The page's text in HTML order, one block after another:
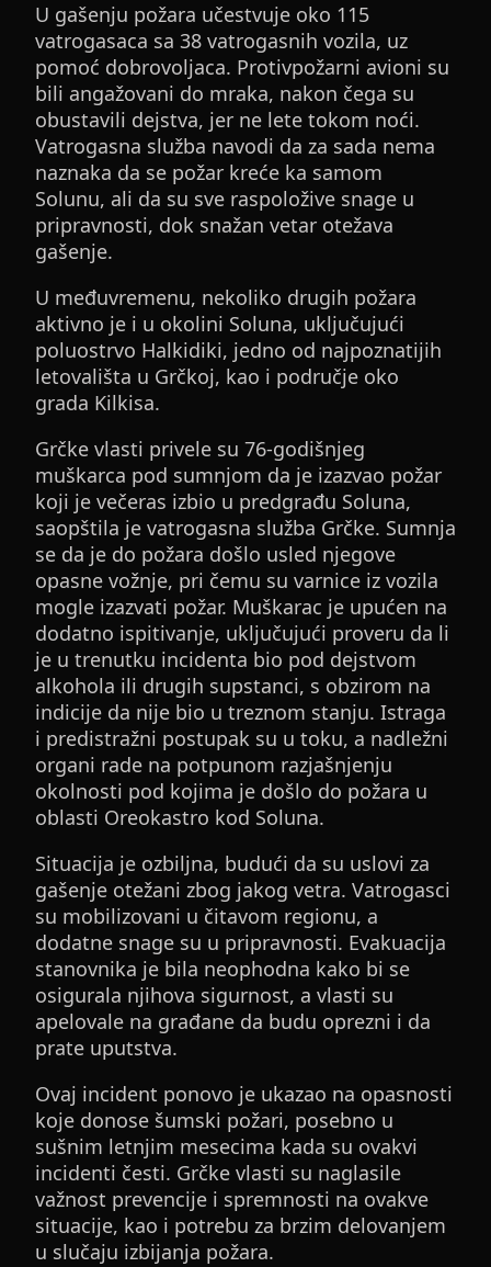
U gašenju požara učestvuje oko 115
vatrogasaca sa 38 vatrogasnih vozila, uz
pomoć dobrovoljaca. Protivpožarni avioni su
bili angažovani do mraka, nakon čega su
obustavili dejstva, jer ne lete tokom noći.
Vatrogasna služba navodi da za sada nema
naznaka da se požar kreće ka samom
Solunu, ali da su sve raspoložive snage u
pripravnosti, dok snažan vetar otežava
gašenje.
U međuvremenu, nekoliko drugih požara
aktivno je i u okolini Soluna, uključujući
poluostrvo Halkidiki, jedno od najpoznatijih
letovališta u Grčkoj, kao i područje oko
grada Kilkisa.
Grčke vlasti privele su 76-godišnjeg
muškarca pod sumnjom da je izazvao požar
koji je večeras izbio u predgrađu Soluna,
saopštila je vatrogasna služba Grčke. Sumnja
se da je do požara došlo usled njegove
opasne vožnje, pri čemu su varnice iz vozila
mogle izazvati požar. Muškarac je upućen na
dodatno ispitivanje, uključujući proveru da li
je u trenutku incidenta bio pod dejstvom
alkohola ili drugih supstanci, s obzirom na
indicije da nije bio u treznom stanju. Istraga
i predistražni postupak su u toku, a nadležni
organi rade na potpunom razjašnjenju
okolnosti pod kojima je došlo do požara u
oblasti Oreokastro kod Soluna.
Situacija je ozbiljna, budući da su uslovi za
gašenje otežani zbog jakog vetra. Vatrogasci
su mobilizovani u čitavom regionu, a
dodatne snage su u pripravnosti. Evakuacija
stanovnika je bila neophodna kako bi se
osigurala njihova sigurnost, a vlasti su
apelovale na građane da budu oprezni i da
prate uputstva.
Ovaj incident ponovo je ukazao na opasnosti
koje donose šumski požari, posebno u
sušnim letnjim mesecima kada su ovakvi
incidenti česti. Grčke vlasti su naglasile
važnost prevencije i spremnosti na ovakve
situacije, kao i potrebu za brzim delovanjem
u slučaju izbijanja požara.